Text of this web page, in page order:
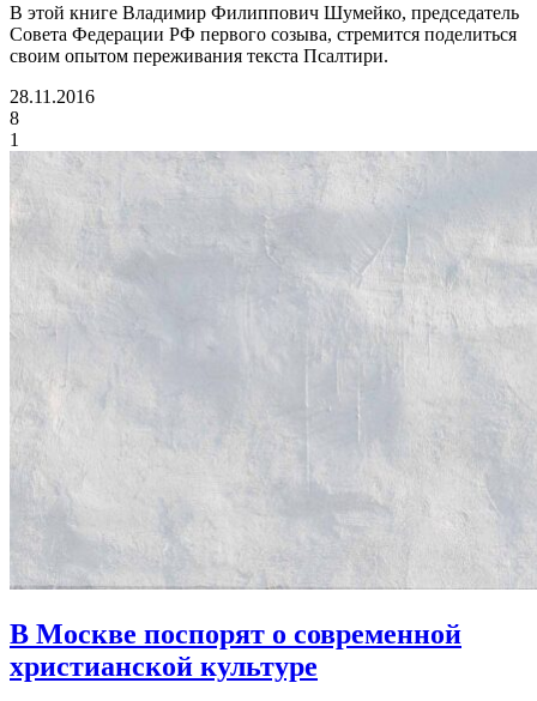
В этой книге Владимир Филиппович Шумейко, председатель
Совета Федерации РФ первого созыва, стремится поделиться
своим опытом переживания текста Псалтири.
28.11.2016
8
1
В Москве поспорят о современной
христианской культуре